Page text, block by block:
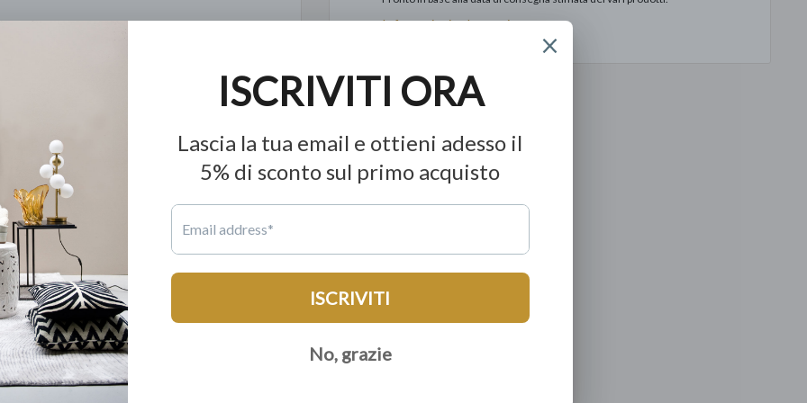
Informazioni sul negozio
latte con montatura verniciata in ottone
al 60% in meno a parità di qualità.
mondiale; tutto con la garanzia di 15
dell'unica catena di Lusso Democratico